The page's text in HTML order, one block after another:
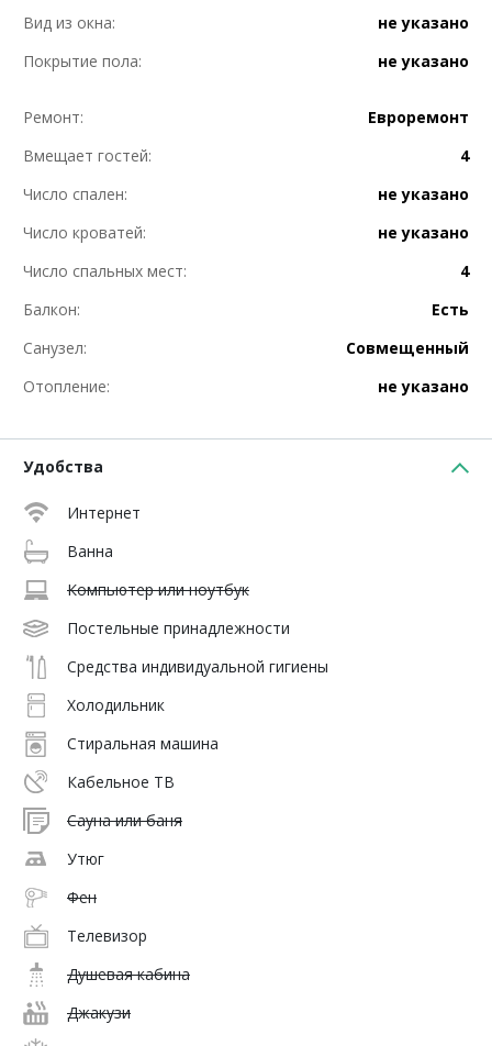
Вид из окна:
не указано
Покрытие пола:
не указано
Ремонт:
Евроремонт
Вмещает гостей:
4
Число спален:
не указано
Число кроватей:
не указано
Число спальных мест:
4
Балкон:
Есть
Санузел:
Совмещенный
Отопление:
не указано
Удобства
Интернет
Ванна
Компьютер или ноутбук
Постельные принадлежности
Средства индивидуальной гигиены
Холодильник
Стиральная машина
Кабельное ТВ
Сауна или баня
Утюг
Фен
Телевизор
Душевая кабина
Джакузи